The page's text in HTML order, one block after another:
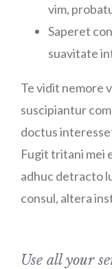
vim,
Saperet
suavitate
Te vidit nemore
suscipiantur
doctus
Fugit tritani mei
adhuc detracto
consul, altera
Use all your